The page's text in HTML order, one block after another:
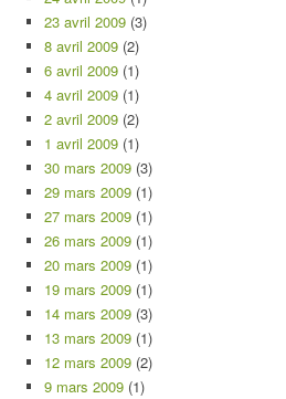
23 avril 2009 (3)
8 avril 2009 (2)
6 avril 2009 (1)
4 avril 2009 (1)
2 avril 2009 (2)
1 avril 2009 (1)
30 mars 2009 (3)
29 mars 2009 (1)
27 mars 2009 (1)
26 mars 2009 (1)
20 mars 2009 (1)
19 mars 2009 (1)
14 mars 2009 (3)
13 mars 2009 (1)
12 mars 2009 (2)
9 mars 2009 (1)